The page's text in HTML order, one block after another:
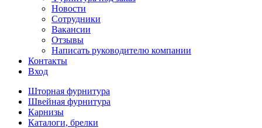
Новости
Сотрудники
Вакансии
Отзывы
Написать руководителю компании
Контакты
Вход
Шторная фурнитура
Швейная фурнитура
Карнизы
Каталоги, брелки